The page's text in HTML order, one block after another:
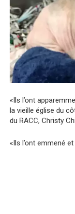
«Ils l’ont
la vieille église du
du RACC, Christy
«Ils l’ont emmené